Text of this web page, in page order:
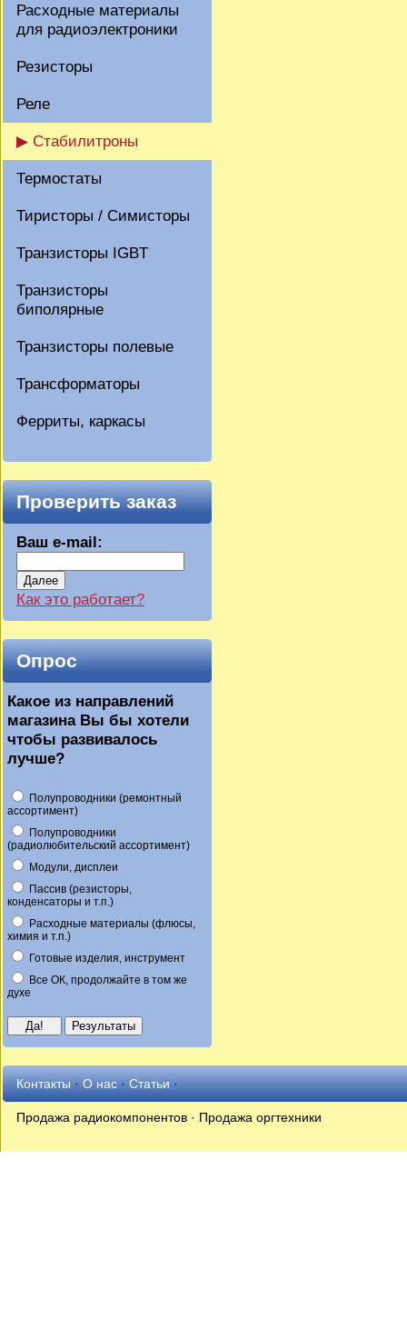
Расходные материалы
для радиоэлектроники
Резисторы
Реле
▶ Стабилитроны
Термостаты
Тиристоры / Симисторы
Транзисторы IGBT
Транзисторы
биполярные
Транзисторы полевые
Трансформаторы
Ферриты, каркасы
Проверить заказ
Ваш e-mail:
Далее
Как это работает?
Опрос
Какое из направлений
магазина Вы бы хотели
чтобы развивалось
лучше?
Полупроводники (ремонтный
ассортимент)
Полупроводники
(радиолюбительский ассортимент)
Модули, дисплеи
Пассив (резисторы,
конденсаторы и т.п.)
Расходные материалы (флюсы,
химия и т.п.)
Готовые изделия, инструмент
Все ОК, продолжайте в том же
духе
Контакты·О нас·Статьи·
Продажа радиокомпонентов · Продажа оргтехники